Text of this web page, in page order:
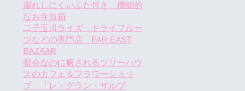
漏れしにくいふた付き 機能的
なお弁当箱
二子玉川ライズ ドライフルー
ツなどの専門店 FAR EAST
BAZAAR
都会なのに癒されるツリーハウ
スのカフェ＆フラワーショッ
プ 「レ・グラン・ザルブ